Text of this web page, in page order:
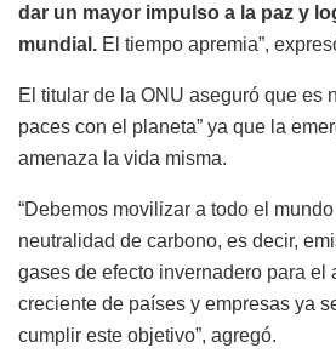
dar un mayor impulso a la paz y
mundial. El tiempo apremia”,
El titular de la ONU aseguró que es
paces con el planeta” ya que la
amenaza la vida misma.
“Debemos movilizar a todo el
neutralidad de carbono, es decir,
gases de efecto invernadero para el
creciente de países y empresas ya
cumplir este objetivo”, agregó.